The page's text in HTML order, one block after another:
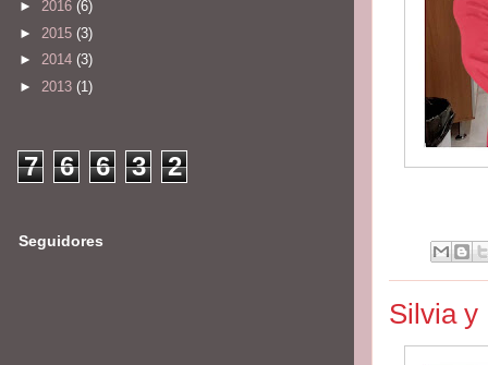
Silvia y
► 2016 (6)
► 2015 (3)
► 2014 (3)
► 2013 (1)
7 6 6 3 2
Seguidores